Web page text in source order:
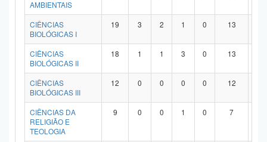
AMBIENTAIS
CIÊNCIAS
BIOLÓGICAS I
19 3 2 1 0 13
CIÊNCIAS
BIOLÓGICAS II
18 1 1 3 0 13
CIÊNCIAS
BIOLÓGICAS III
12 0 0 0 0 12
CIÊNCIAS DA
RELIGIÃO E
TEOLOGIA
9 0 0 1 0 7